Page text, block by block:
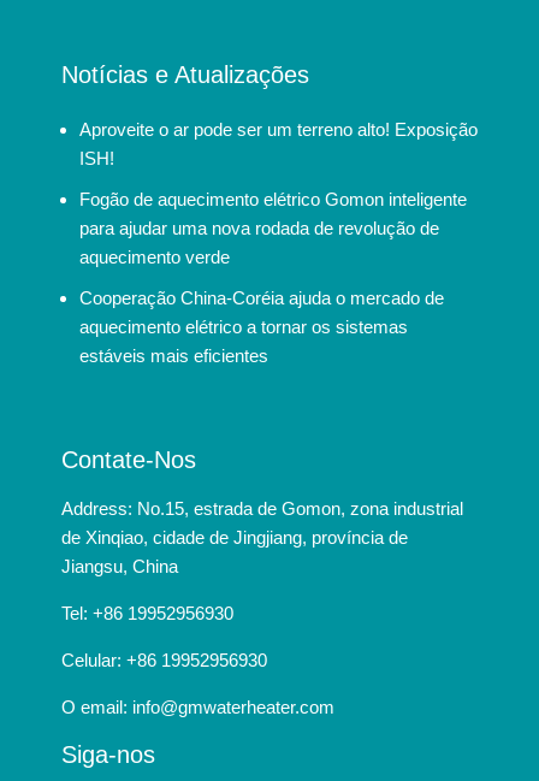
Notícias e Atualizações
Aproveite o ar pode ser um terreno alto! Exposição
ISH!
Fogão de aquecimento elétrico Gomon inteligente
para ajudar uma nova rodada de revolução de
aquecimento verde
Cooperação China-Coréia ajuda o mercado de
aquecimento elétrico a tornar os sistemas
estáveis mais eficientes
Contate-Nos
Address: No.15, estrada de Gomon, zona industrial
de Xinqiao, cidade de Jingjiang, província de
Jiangsu, China
Tel: +86 19952956930
Celular: +86 19952956930
O email: info@gmwaterheater.com
Siga-nos